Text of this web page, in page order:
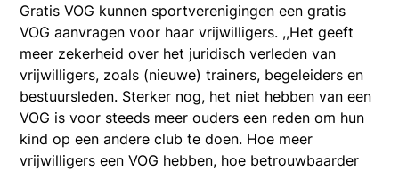
Gratis VOG kunnen sportverenigingen een gratis
VOG aanvragen voor haar vrijwilligers. ,,Het geeft
meer zekerheid over het juridisch verleden van
vrijwilligers, zoals (nieuwe) trainers, begeleiders en
bestuursleden. Sterker nog, het niet hebben van een
VOG is voor steeds meer ouders een reden om hun
kind op een andere club te doen. Hoe meer
vrijwilligers een VOG hebben, hoe betrouwbaarder